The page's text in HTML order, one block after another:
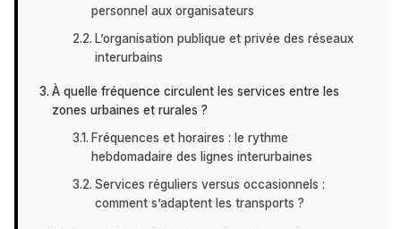
personnel aux organisateurs
L’organisation publique et privée des réseaux
interurbains
À quelle fréquence circulent les services entre les
zones urbaines et rurales ?
Fréquences et horaires : le rythme
hebdomadaire des lignes interurbaines
Services réguliers versus occasionnels :
comment s’adaptent les transports ?